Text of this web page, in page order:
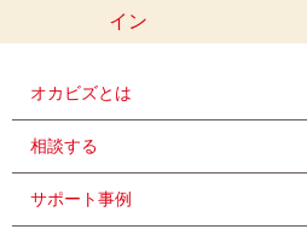
イン
オカビズとは
相談する
サポート事例